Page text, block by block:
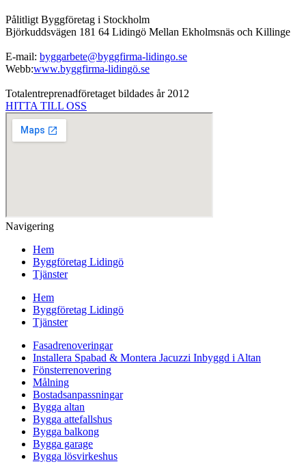
Pålitligt Byggföretag i Stockholm
Björkuddsvägen 181 64 Lidingö Mellan Ekholmsnäs och Killinge
E-mail: byggarbete@byggfirma-lidingo.se
Webb:www.byggfirma-lidingö.se
Totalentreprenadföretaget bildades år 2012
HITTA TILL OSS
Navigering
Hem
Byggföretag Lidingö
Tjänster
Hem
Byggföretag Lidingö
Tjänster
Fasadrenoveringar
Installera Spabad & Montera Jacuzzi Inbyggd i Altan
Fönsterrenovering
Målning
Bostadsanpassningar
Bygga altan
Bygga attefallshus
Bygga balkong
Bygga garage
Bygga lösvirkeshus